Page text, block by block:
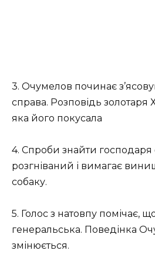
3. Очумелов починає
справа. Розповідь золотаря
яка його покусала
4. Спроби знайти
розгніваний і вимагає
собаку.
5. Голос з натовпу помічає,
генеральська. Поведінка
змінюється.